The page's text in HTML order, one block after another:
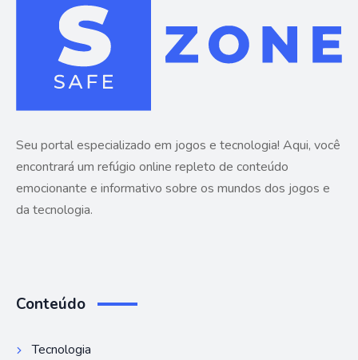
Seu portal especializado em jogos e tecnologia! Aqui, você
encontrará um refúgio online repleto de conteúdo
emocionante e informativo sobre os mundos dos jogos e
da tecnologia.
Conteúdo
Tecnologia